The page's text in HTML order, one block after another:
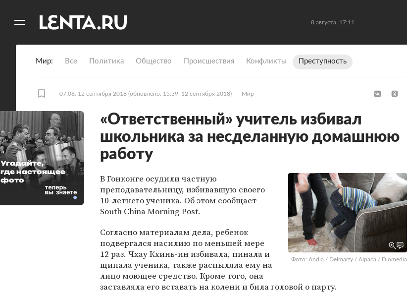
8 августа, 17:11
Мир Все Политика Общество Происшествия Конфликты Преступность
07:06, 12 сентября 2018 (обновлено: 15:39, 12 сентября 2018) Мир
«Ответственный» учитель избивал
школьника за несделанную домашнюю
работу
Фото: Andia / Delmarty / Alpaca / Diomedia
В Гонконге осудили частную
преподавательницу, избивавшую своего
10-летнего ученика. Об этом сообщает
South China Morning Post.
Согласно материалам дела, ребенок
подвергался насилию по меньшей мере
12 раз. Чхау Кхинь-ин избивала, пинала и
щипала ученика, также распыляла ему на
лицо моющее средство. Кроме того, она
заставляла его вставать на колени и била головой о парту.
Угадайте,
где настоящее
фото